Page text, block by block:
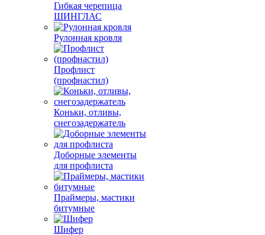
Гибкая черепица
ШИНГЛАС
Рулонная кровля
Профлист
(профнастил)
Коньки, отливы,
снегозадержатель
Доборные элементы
для профлиста
Праймеры, мастики
битумные
Шифер